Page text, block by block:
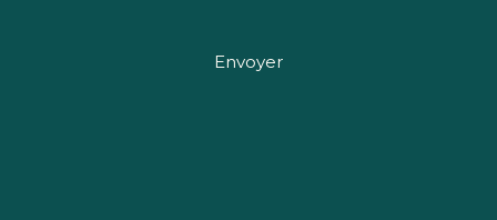
Envoyer